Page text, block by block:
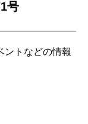
号
ントなどの情報